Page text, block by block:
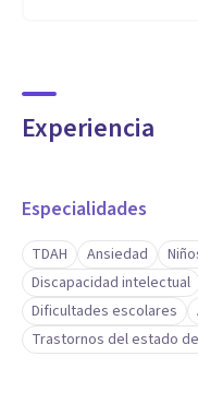
el rendimiento
reducción de la ansiedad.
Fortalecimiento de la
Creación de planes de
Experiencia
Especialidades
TDAH Ansiedad
Discapacidad intelectual
Dificultades escolares
Trastornos del estado